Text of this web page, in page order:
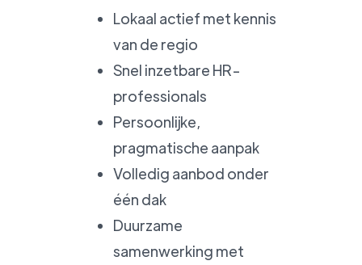
Lokaal actief met kennis
van de regio
Snel inzetbare HR-
professionals
Persoonlijke,
pragmatische aanpak
Volledig aanbod onder
één dak
Duurzame
samenwerking met